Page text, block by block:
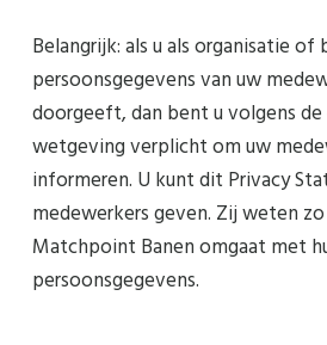
Belangrijk: als u als organisatie of
persoonsgegevens van uw
doorgeeft, dan bent u volgens de
wetgeving verplicht om uw
informeren. U kunt dit Privacy
medewerkers geven. Zij weten
Matchpoint Banen omgaat met
persoonsgegevens.